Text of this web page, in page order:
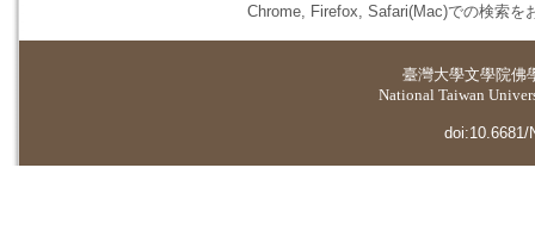
Chrome, Firefox, Safari(Mac)での検索を
臺灣大學文學院佛
National Taiwan
doi:10.6681/